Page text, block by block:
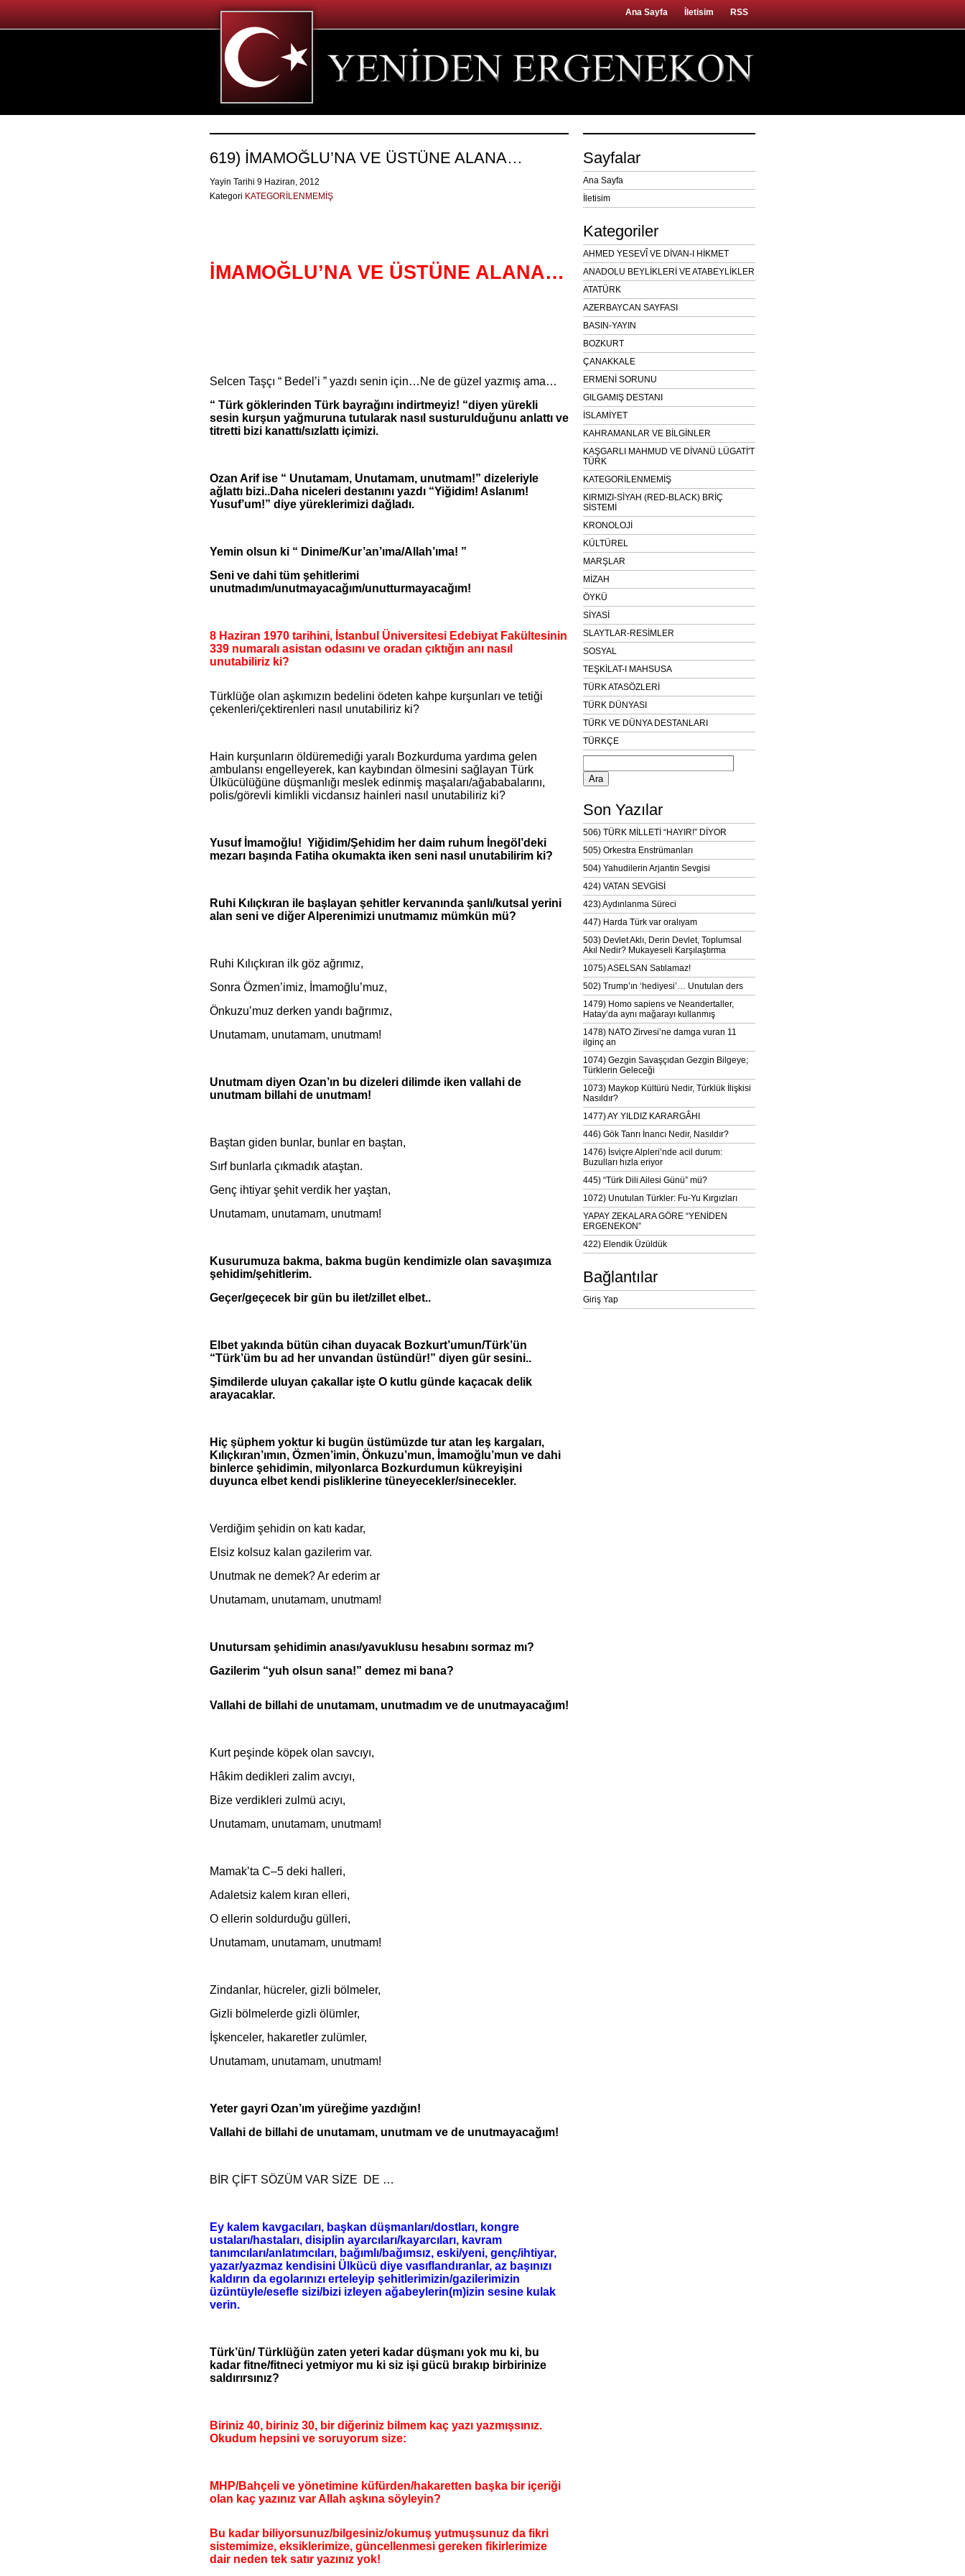
Ana Sayfa İletisim RSS
619) İMAMOĞLU’NA VE ÜSTÜNE ALANA…
Yayin Tarihi 9 Haziran, 2012
Kategori KATEGORİLENMEMİŞ
İMAMOĞLU’NA VE ÜSTÜNE ALANA…
Selcen Taşçı “ Bedel’i ” yazdı senin için…Ne de güzel yazmış ama…
“ Türk göklerinden Türk bayrağını indirtmeyiz! “diyen yürekli
sesin kurşun yağmuruna tutularak nasıl susturulduğunu anlattı ve
titretti bizi kanattı/sızlattı içimizi.
Ozan Arif ise “ Unutamam, Unutamam, unutmam!” dizeleriyle
ağlattı bizi..Daha niceleri destanını yazdı “Yiğidim! Aslanım!
Yusuf’um!” diye yüreklerimizi dağladı.
Yemin olsun ki “ Dinime/Kur’an’ıma/Allah’ıma! ”
Seni ve dahi tüm şehitlerimi
unutmadım/unutmayacağım/unutturmayacağım!
8 Haziran 1970 tarihini, İstanbul Üniversitesi Edebiyat Fakültesinin
339 numaralı asistan odasını ve oradan çıktığın anı nasıl
unutabiliriz ki?
Türklüğe olan aşkımızın bedelini ödeten kahpe kurşunları ve tetiği
çekenleri/çektirenleri nasıl unutabiliriz ki?
Hain kurşunların öldüremediği yaralı Bozkurduma yardıma gelen
ambulansı engelleyerek, kan kaybından ölmesini sağlayan Türk
Ülkücülüğüne düşmanlığı meslek edinmiş maşaları/ağababalarını,
polis/görevli kimlikli vicdansız hainleri nasıl unutabiliriz ki?
Yusuf İmamoğlu! Yiğidim/Şehidim her daim ruhum İnegöl’deki
mezarı başında Fatiha okumakta iken seni nasıl unutabilirim ki?
Ruhi Kılıçkıran ile başlayan şehitler kervanında şanlı/kutsal yerini
alan seni ve diğer Alperenimizi unutmamız mümkün mü?
Ruhi Kılıçkıran ilk göz ağrımız,
Sonra Özmen’imiz, İmamoğlu’muz,
Önkuzu’muz derken yandı bağrımız,
Unutamam, unutamam, unutmam!
Unutmam diyen Ozan’ın bu dizeleri dilimde iken vallahi de
unutmam billahi de unutmam!
Baştan giden bunlar, bunlar en baştan,
Sırf bunlarla çıkmadık ataştan.
Genç ihtiyar şehit verdik her yaştan,
Unutamam, unutamam, unutmam!
Kusurumuza bakma, bakma bugün kendimizle olan savaşımıza
şehidim/şehitlerim.
Geçer/geçecek bir gün bu ilet/zillet elbet..
Elbet yakında bütün cihan duyacak Bozkurt’umun/Türk’ün
“Türk’üm bu ad her unvandan üstündür!” diyen gür sesini..
Şimdilerde uluyan çakallar işte O kutlu günde kaçacak delik
arayacaklar.
Hiç şüphem yoktur ki bugün üstümüzde tur atan leş kargaları,
Kılıçkıran’ımın, Özmen’imin, Önkuzu’mun, İmamoğlu’mun ve dahi
binlerce şehidimin, milyonlarca Bozkurdumun kükreyişini
duyunca elbet kendi pisliklerine tüneyecekler/sinecekler.
Verdiğim şehidin on katı kadar,
Elsiz kolsuz kalan gazilerim var.
Unutmak ne demek? Ar ederim ar
Unutamam, unutamam, unutmam!
Unutursam şehidimin anası/yavuklusu hesabını sormaz mı?
Gazilerim “yuh olsun sana!” demez mi bana?
Vallahi de billahi de unutamam, unutmadım ve de unutmayacağım!
Kurt peşinde köpek olan savcıyı,
Hâkim dedikleri zalim avcıyı,
Bize verdikleri zulmü acıyı,
Unutamam, unutamam, unutmam!
Mamak’ta C–5 deki halleri,
Adaletsiz kalem kıran elleri,
O ellerin soldurduğu gülleri,
Unutamam, unutamam, unutmam!
Zindanlar, hücreler, gizli bölmeler,
Gizli bölmelerde gizli ölümler,
İşkenceler, hakaretler zulümler,
Unutamam, unutamam, unutmam!
Yeter gayri Ozan’ım yüreğime yazdığın!
Vallahi de billahi de unutamam, unutmam ve de unutmayacağım!
BİR ÇİFT SÖZÜM VAR SİZE DE …
Ey kalem kavgacıları, başkan düşmanları/dostları, kongre
ustaları/hastaları, disiplin ayarcıları/kayarcıları, kavram
tanımcıları/anlatımcıları, bağımlı/bağımsız, eski/yeni, genç/ihtiyar,
yazar/yazmaz kendisini Ülkücü diye vasıflandıranlar, az başınızı
kaldırın da egolarınızı erteleyip şehitlerimizin/gazilerimizin
üzüntüyle/esefle sizi/bizi izleyen ağabeylerin(m)izin sesine kulak
verin.
Türk’ün/ Türklüğün zaten yeteri kadar düşmanı yok mu ki, bu
kadar fitne/fitneci yetmiyor mu ki siz işi gücü bırakıp birbirinize
saldırırsınız?
Biriniz 40, biriniz 30, bir diğeriniz bilmem kaç yazı yazmışsınız.
Okudum hepsini ve soruyorum size:
MHP/Bahçeli ve yönetimine küfürden/hakaretten başka bir içeriği
olan kaç yazınız var Allah aşkına söyleyin?
Bu kadar biliyorsunuz/bilgesiniz/okumuş yutmuşsunuz da fikri
sistemimize, eksiklerimize, güncellenmesi gereken fikirlerimize
dair neden tek satır yazınız yok!
Sayfalar
Ana Sayfa
İletisim
Kategoriler
AHMED YESEVÎ VE DİVAN-I HİKMET
ANADOLU BEYLİKLERİ VE ATABEYLİKLER
ATATÜRK
AZERBAYCAN SAYFASI
BASIN-YAYIN
BOZKURT
ÇANAKKALE
ERMENİ SORUNU
GILGAMIŞ DESTANI
İSLAMİYET
KAHRAMANLAR VE BİLGİNLER
KAŞGARLI MAHMUD VE DİVANÜ LÜGATİ'T
TÜRK
KATEGORİLENMEMİŞ
KIRMIZI-SİYAH (RED-BLACK) BRİÇ
SİSTEMİ
KRONOLOJİ
KÜLTÜREL
MARŞLAR
MİZAH
ÖYKÜ
SİYASİ
SLAYTLAR-RESİMLER
SOSYAL
TEŞKİLAT-I MAHSUSA
TÜRK ATASÖZLERİ
TÜRK DÜNYASI
TÜRK VE DÜNYA DESTANLARI
TÜRKÇE
Arama:
Son Yazılar
506) TÜRK MİLLETİ “HAYIR!” DİYOR
505) Orkestra Enstrümanları
504) Yahudilerin Arjantin Sevgisi
424) VATAN SEVGİSİ
423) Aydınlanma Süreci
447) Harda Türk var oralıyam
503) Devlet Aklı, Derin Devlet, Toplumsal
Akıl Nedir? Mukayeseli Karşılaştırma
1075) ASELSAN Satılamaz!
502) Trump’ın ‘hediyesi’… Unutulan ders
1479) Homo sapiens ve Neandertaller,
Hatay’da aynı mağarayı kullanmış
1478) NATO Zirvesi’ne damga vuran 11
ilginç an
1074) Gezgin Savaşçıdan Gezgin Bilgeye;
Türklerin Geleceği
1073) Maykop Kültürü Nedir, Türklük İlişkisi
Nasıldır?
1477) AY YILDIZ KARARGÂHI
446) Gök Tanrı İnancı Nedir, Nasıldır?
1476) İsviçre Alpleri’nde acil durum:
Buzulları hızla eriyor
445) “Türk Dili Ailesi Günü” mü?
1072) Unutulan Türkler: Fu-Yu Kırgızları
YAPAY ZEKALARA GÖRE “YENİDEN
ERGENEKON”
422) Elendik Üzüldük
Bağlantılar
Giriş Yap